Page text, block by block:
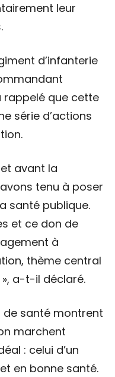
leur
d’infanterie
rappelé que cette
série d’actions
avant la
tenu à poser
santé publique.
et ce don de
à
thème central
a-t-il déclaré.
de santé montrent
marchent
: celui d’un
en bonne santé.